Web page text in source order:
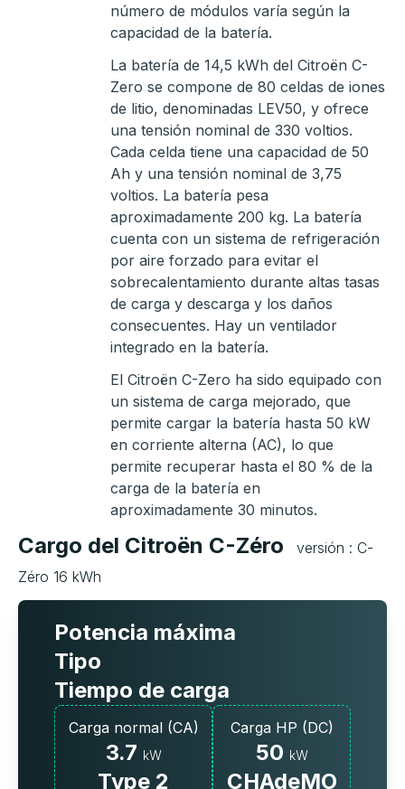
número de módulos varía según la
capacidad de la batería.
La batería de 14,5 kWh del Citroën C-
Zero se compone de 80 celdas de iones
de litio, denominadas LEV50, y ofrece
una tensión nominal de 330 voltios.
Cada celda tiene una capacidad de 50
Ah y una tensión nominal de 3,75
voltios. La batería pesa
aproximadamente 200 kg. La batería
cuenta con un sistema de refrigeración
por aire forzado para evitar el
sobrecalentamiento durante altas tasas
de carga y descarga y los daños
consecuentes. Hay un ventilador
integrado en la batería.
El Citroën C-Zero ha sido equipado con
un sistema de carga mejorado, que
permite cargar la batería hasta 50 kW
en corriente alterna (AC), lo que
permite recuperar hasta el 80 % de la
carga de la batería en
aproximadamente 30 minutos.
Cargo del Citroën C-Zéro
versión : C-
Zéro 16 kWh
Potencia máxima
Tipo
Tiempo de carga
Carga normal (CA)
3.7 kW
Type 2
Carga HP (DC)
50 kW
CHAdeMO